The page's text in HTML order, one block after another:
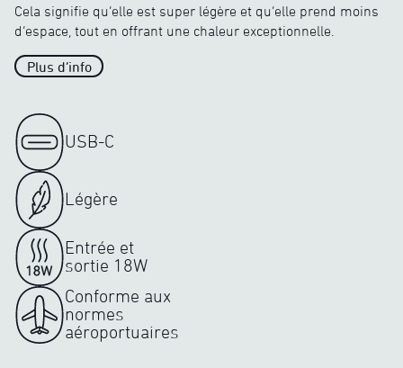
Cela signifie qu’elle est super légère et qu’elle prend moins
d’espace, tout en offrant une chaleur exceptionnelle.
Plus d’info
USB-C
Légère
Entrée et
sortie 18W
Conforme aux
normes
aéroportuaires